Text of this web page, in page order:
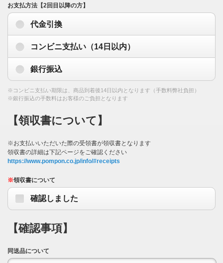
お支払方法【2回目以降の方】
代金引換
コンビニ支払い（14日以内）
銀行振込
※コンビニ支払い期限は、商品到着後14日以内となります（手数料弊社負担）
※銀行振込の手数料はお客様のご負担となります
【領収書について】
※お支払いいただいた際の受領書が領収書となります
領収書の詳細は下記ページをご確認ください
https://www.pompon.co.jp/info/#receipts
※領収書について
確認しました
【確認事項】
同送品について